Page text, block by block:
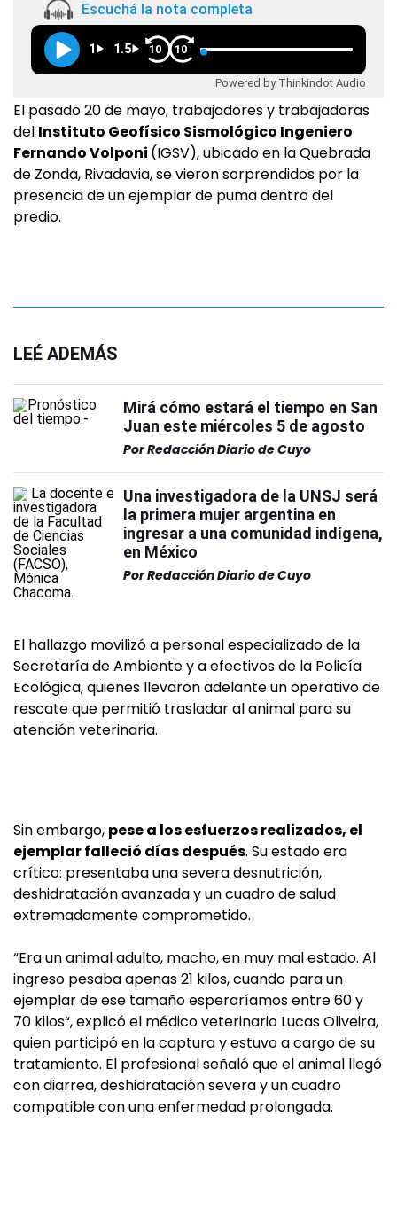
Escuchá la nota completa
1 1.5 10 10
Powered by Thinkindot Audio
El pasado 20 de mayo, trabajadores y trabajadoras
del Instituto Geofísico Sismológico Ingeniero
Fernando Volponi (IGSV), ubicado en la Quebrada
de Zonda, Rivadavia, se vieron sorprendidos por la
presencia de un ejemplar de puma dentro del
predio.
LEÉ ADEMÁS
Mirá cómo estará el tiempo en San
Juan este miércoles 5 de agosto
PorRedacción Diario de Cuyo
Una investigadora de la UNSJ será
la primera mujer argentina en
ingresar a una comunidad indígena,
en México
PorRedacción Diario de Cuyo
El hallazgo movilizó a personal especializado de la
Secretaría de Ambiente y a efectivos de la Policía
Ecológica, quienes llevaron adelante un operativo de
rescate que permitió trasladar al animal para su
atención veterinaria.
Sin embargo, pese a los esfuerzos realizados, el
ejemplar falleció días después. Su estado era
crítico: presentaba una severa desnutrición,
deshidratación avanzada y un cuadro de salud
extremadamente comprometido.
“Era un animal adulto, macho, en muy mal estado. Al
ingreso pesaba apenas 21 kilos, cuando para un
ejemplar de ese tamaño esperaríamos entre 60 y
70 kilos“, explicó el médico veterinario Lucas Oliveira,
quien participó en la captura y estuvo a cargo de su
tratamiento. El profesional señaló que el animal llegó
con diarrea, deshidratación severa y un cuadro
compatible con una enfermedad prolongada.